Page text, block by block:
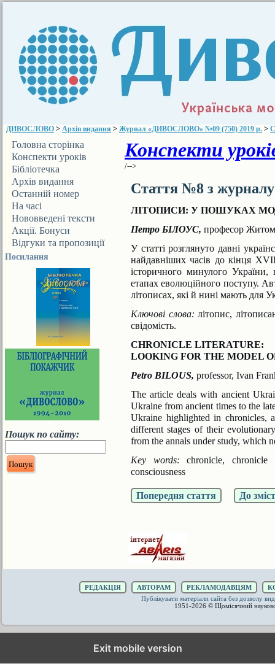
ДИВОСЛОВО > Архів видання > Журнал «ДИВОСЛОВО» №09 (750) 2019 р. >
Головна сторінка
Конспекти уроків
Бібліотечка
ДИВОСЛОВА
Архів видання
Останній номер
На часі
Нововведені тексти
Акції. Бонуси
Відгуки та пропозиції
Посилання
Пошук по сайту:
Конспекти
/-->
Стаття №8 з
ЛІТОПИСИ: У ПОШУКАХ
Петро БІЛОУС, професор
У статті розглянуто давні
найдавніших часів до кінця
історичного минулого України,
етапах еволюційного поступу.
літописах, які й нині мають для
Ключові слова: літопис,
свідомість.
CHRONICLE LITERATURE:
LOOKING FOR THE MODEL
Petro BILOUS, professor, Ivan
The article deals with ancient
Ukraine from ancient times to the
Ukraine highlighted in chronicles,
different stages of their
from the annals under study, which
Key words: chronicle,
consciousness
Попередня стаття До
РЕДАКЦІЯ АВТОРАМ РЕКЛАМОДАВЦЯМ
Публікувати матеріали сайта без дозволу
1951-2026 © Щомісячний
Exit mobile version